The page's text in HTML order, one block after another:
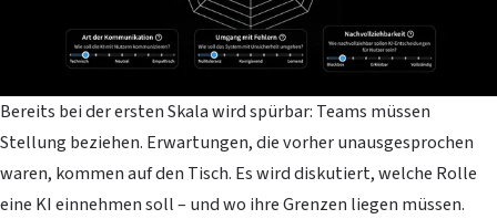
Bereits bei der ersten Skala wird spürbar: Teams müssen
Stellung beziehen. Erwartungen, die vorher unausgesprochen
waren, kommen auf den Tisch. Es wird diskutiert, welche Rolle
eine KI einnehmen soll – und wo ihre Grenzen liegen müssen.